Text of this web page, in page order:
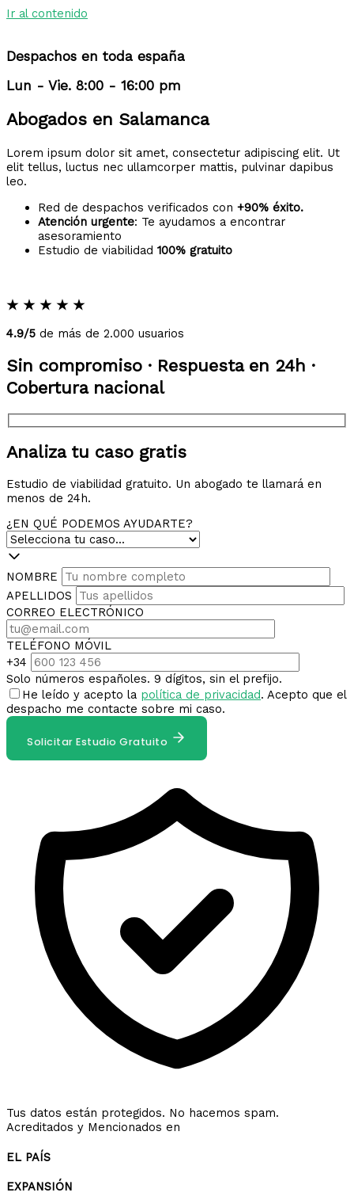
Ir al contenido
Despachos en toda españa
Lun - Vie. 8:00 - 16:00 pm
Abogados en Salamanca
Lorem ipsum dolor sit amet, consectetur adipiscing elit. Ut
elit tellus, luctus nec ullamcorper mattis, pulvinar dapibus
leo.
Red de despachos verificados con +90% éxito.
Atención urgente: Te ayudamos a encontrar
asesoramiento
Estudio de viabilidad 100% gratuito
★ ★ ★ ★ ★
4.9/5 de más de 2.000 usuarios
Sin compromiso · Respuesta en 24h ·
Cobertura nacional
Analiza tu caso gratis
Estudio de viabilidad gratuito. Un abogado te llamará en
menos de 24h.
¿EN QUÉ PODEMOS AYUDARTE?
NOMBRE
APELLIDOS
CORREO ELECTRÓNICO
TELÉFONO MÓVIL
+34
Solo números españoles. 9 dígitos, sin el prefijo.
He leído y acepto la política de privacidad. Acepto que el
despacho me contacte sobre mi caso.
Solicitar Estudio Gratuito
Tus datos están protegidos. No hacemos spam.
Acreditados y Mencionados en
EL PAÍS
EXPANSIÓN